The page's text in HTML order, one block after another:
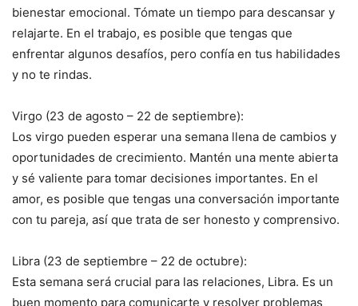
bienestar emocional. Tómate un tiempo para descansar y
relajarte. En el trabajo, es posible que tengas que
enfrentar algunos desafíos, pero confía en tus habilidades
y no te rindas.
Virgo (23 de agosto – 22 de septiembre):
Los virgo pueden esperar una semana llena de cambios y
oportunidades de crecimiento. Mantén una mente abierta
y sé valiente para tomar decisiones importantes. En el
amor, es posible que tengas una conversación importante
con tu pareja, así que trata de ser honesto y comprensivo.
Libra (23 de septiembre – 22 de octubre):
Esta semana será crucial para las relaciones, Libra. Es un
buen momento para comunicarte y resolver problemas